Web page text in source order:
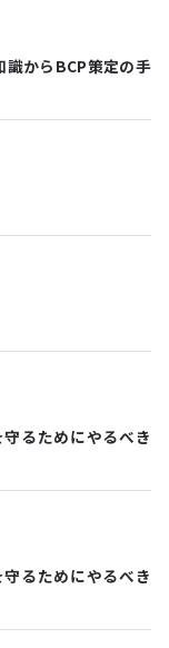
識からBCP策定の手
るためにやるべき
るためにやるべき